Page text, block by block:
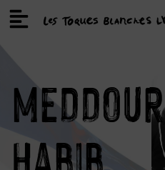
MEDDOUR
Habib